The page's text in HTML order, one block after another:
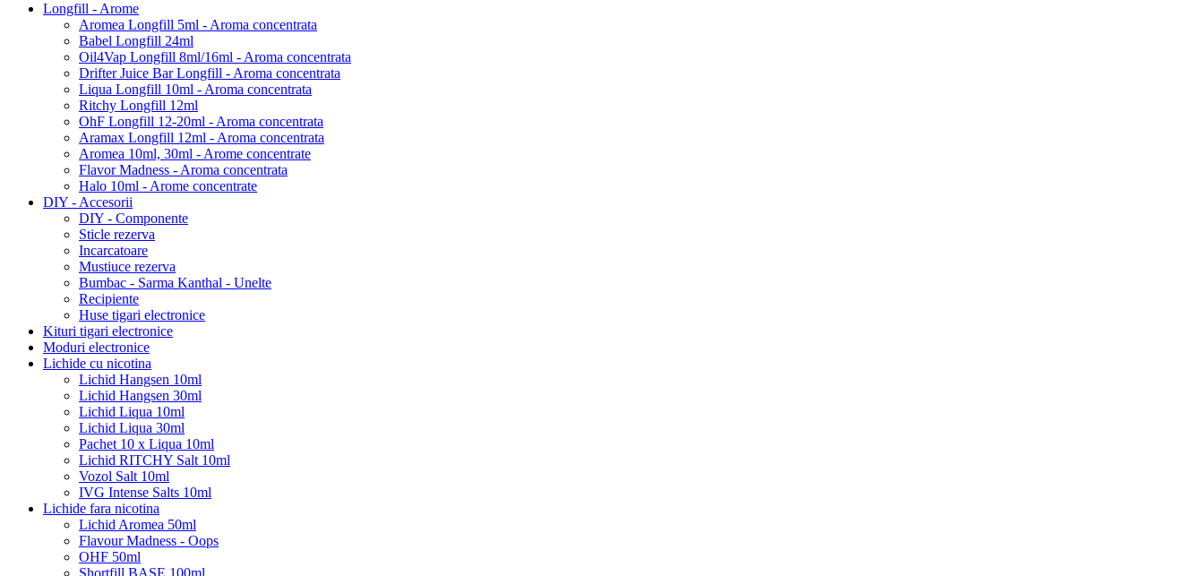
Longfill - Arome
Aromea Longfill 5ml - Aroma concentrata
Babel Longfill 24ml
Oil4Vap Longfill 8ml/16ml - Aroma concentrata
Drifter Juice Bar Longfill - Aroma concentrata
Liqua Longfill 10ml - Aroma concentrata
Ritchy Longfill 12ml
OhF Longfill 12-20ml - Aroma concentrata
Aramax Longfill 12ml - Aroma concentrata
Aromea 10ml, 30ml - Arome concentrate
Flavor Madness - Aroma concentrata
Halo 10ml - Arome concentrate
DIY - Accesorii
DIY - Componente
Sticle rezerva
Incarcatoare
Mustiuce rezerva
Bumbac - Sarma Kanthal - Unelte
Recipiente
Huse tigari electronice
Kituri tigari electronice
Moduri electronice
Lichide cu nicotina
Lichid Hangsen 10ml
Lichid Hangsen 30ml
Lichid Liqua 10ml
Lichid Liqua 30ml
Pachet 10 x Liqua 10ml
Lichid RITCHY Salt 10ml
Vozol Salt 10ml
IVG Intense Salts 10ml
Lichide fara nicotina
Lichid Aromea 50ml
Flavour Madness - Oops
OHF 50ml
Shortfill BASE 100ml